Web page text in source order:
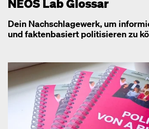
NEOS Lab Glossar
Dein Nachschlagewerk, um
und faktenbasiert politisieren zu